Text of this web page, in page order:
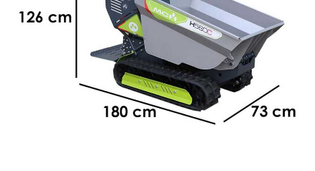
Groupes électrogènes
Gyrobroyeurs à lame pour tracteur
Haches - Cognées et Hachettes
Hachoirs à viande
Herses à Dents
Effeuno